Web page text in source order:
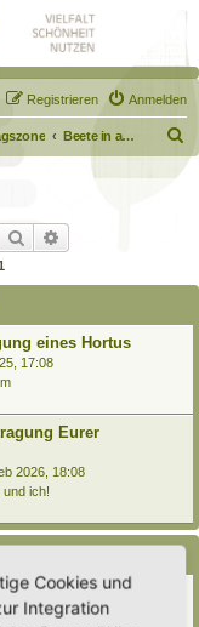
Anmelden
Registrieren
Beete in allen Formen
u
Suche
eines Hortus
17:08
Eurer
2026, 18:08
ich!
Cookies und
Integration